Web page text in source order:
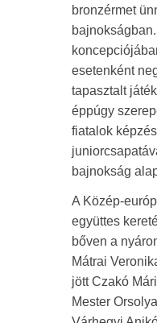
bronzérmet
esetenként
tapasztalt
éppúgy
fiatalok
bajnokság
A Közép-
együttes
bőven a
Mátrai
jött Czakó
Mester